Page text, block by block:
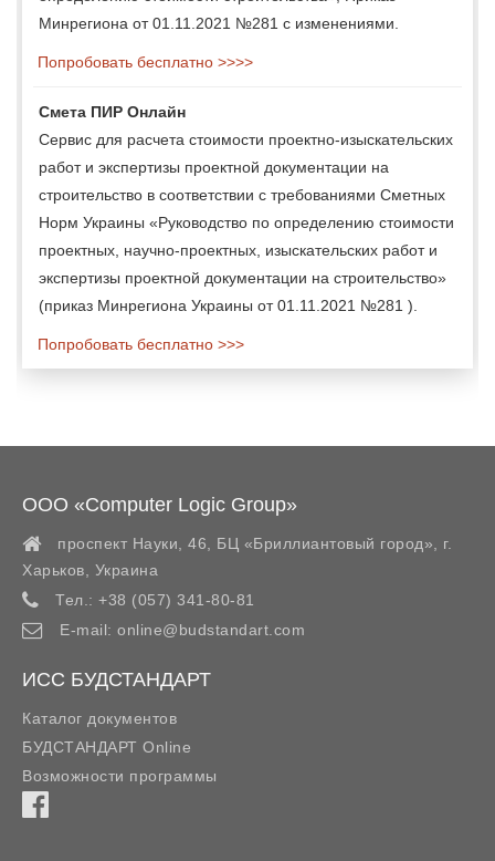
Минрегиона от 01.11.2021 №281 с изменениями.
Попробовать бесплатно >>>>
Смета ПИР Онлайн
Сервис для расчета стоимости проектно-изыскательских
работ и экспертизы проектной документации на
строительство в соответствии с требованиями Сметных
Норм Украины «Руководство по определению стоимости
проектных, научно-проектных, изыскательских работ и
экспертизы проектной документации на строительство»
(приказ Минрегиона Украины от 01.11.2021 №281 ).
Попробовать бесплатно >>>
ООО «Computer Logic Group»
проспект Науки, 46, БЦ «Бриллиантовый город»,
г.
Харьков
Украина
Тел.: +38 (057) 341-80-81
E-mail: online@budstandart.com
ИСС БУДСТАНДАРТ
Каталог документов
БУДСТАНДАРТ Online
Возможности программы